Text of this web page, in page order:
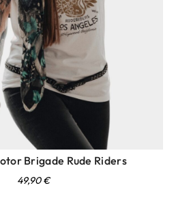
Brigade Rude Riders
49,90€